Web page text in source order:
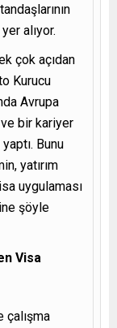
alıyor.
çok açıdan
Kurucu
Avrupa
bir kariyer
Bunu
yatırım
uygulaması
şöyle
Visa
çalışma